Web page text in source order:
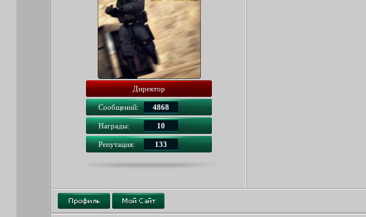
Директор
Сообщений: 4868
Награды: 10
Репутация: 133